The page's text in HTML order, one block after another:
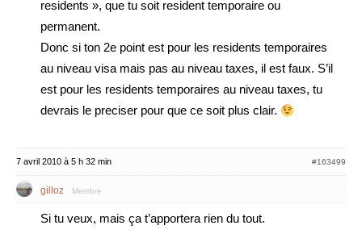
residents », que tu soit resident temporaire ou
permanent.
Donc si ton 2e point est pour les residents temporaires
au niveau visa mais pas au niveau taxes, il est faux. S’il
est pour les residents temporaires au niveau taxes, tu
devrais le preciser pour que ce soit plus clair.
7 avril 2010 à 5 h 32 min #163499
gilloz Membre
Si tu veux, mais ça t’apportera rien du tout.